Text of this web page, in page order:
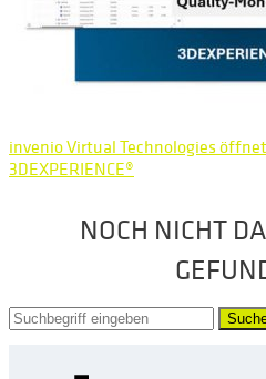
invenio Virtual Technologies
3DEXPERIENCE®
NOCH NICHT